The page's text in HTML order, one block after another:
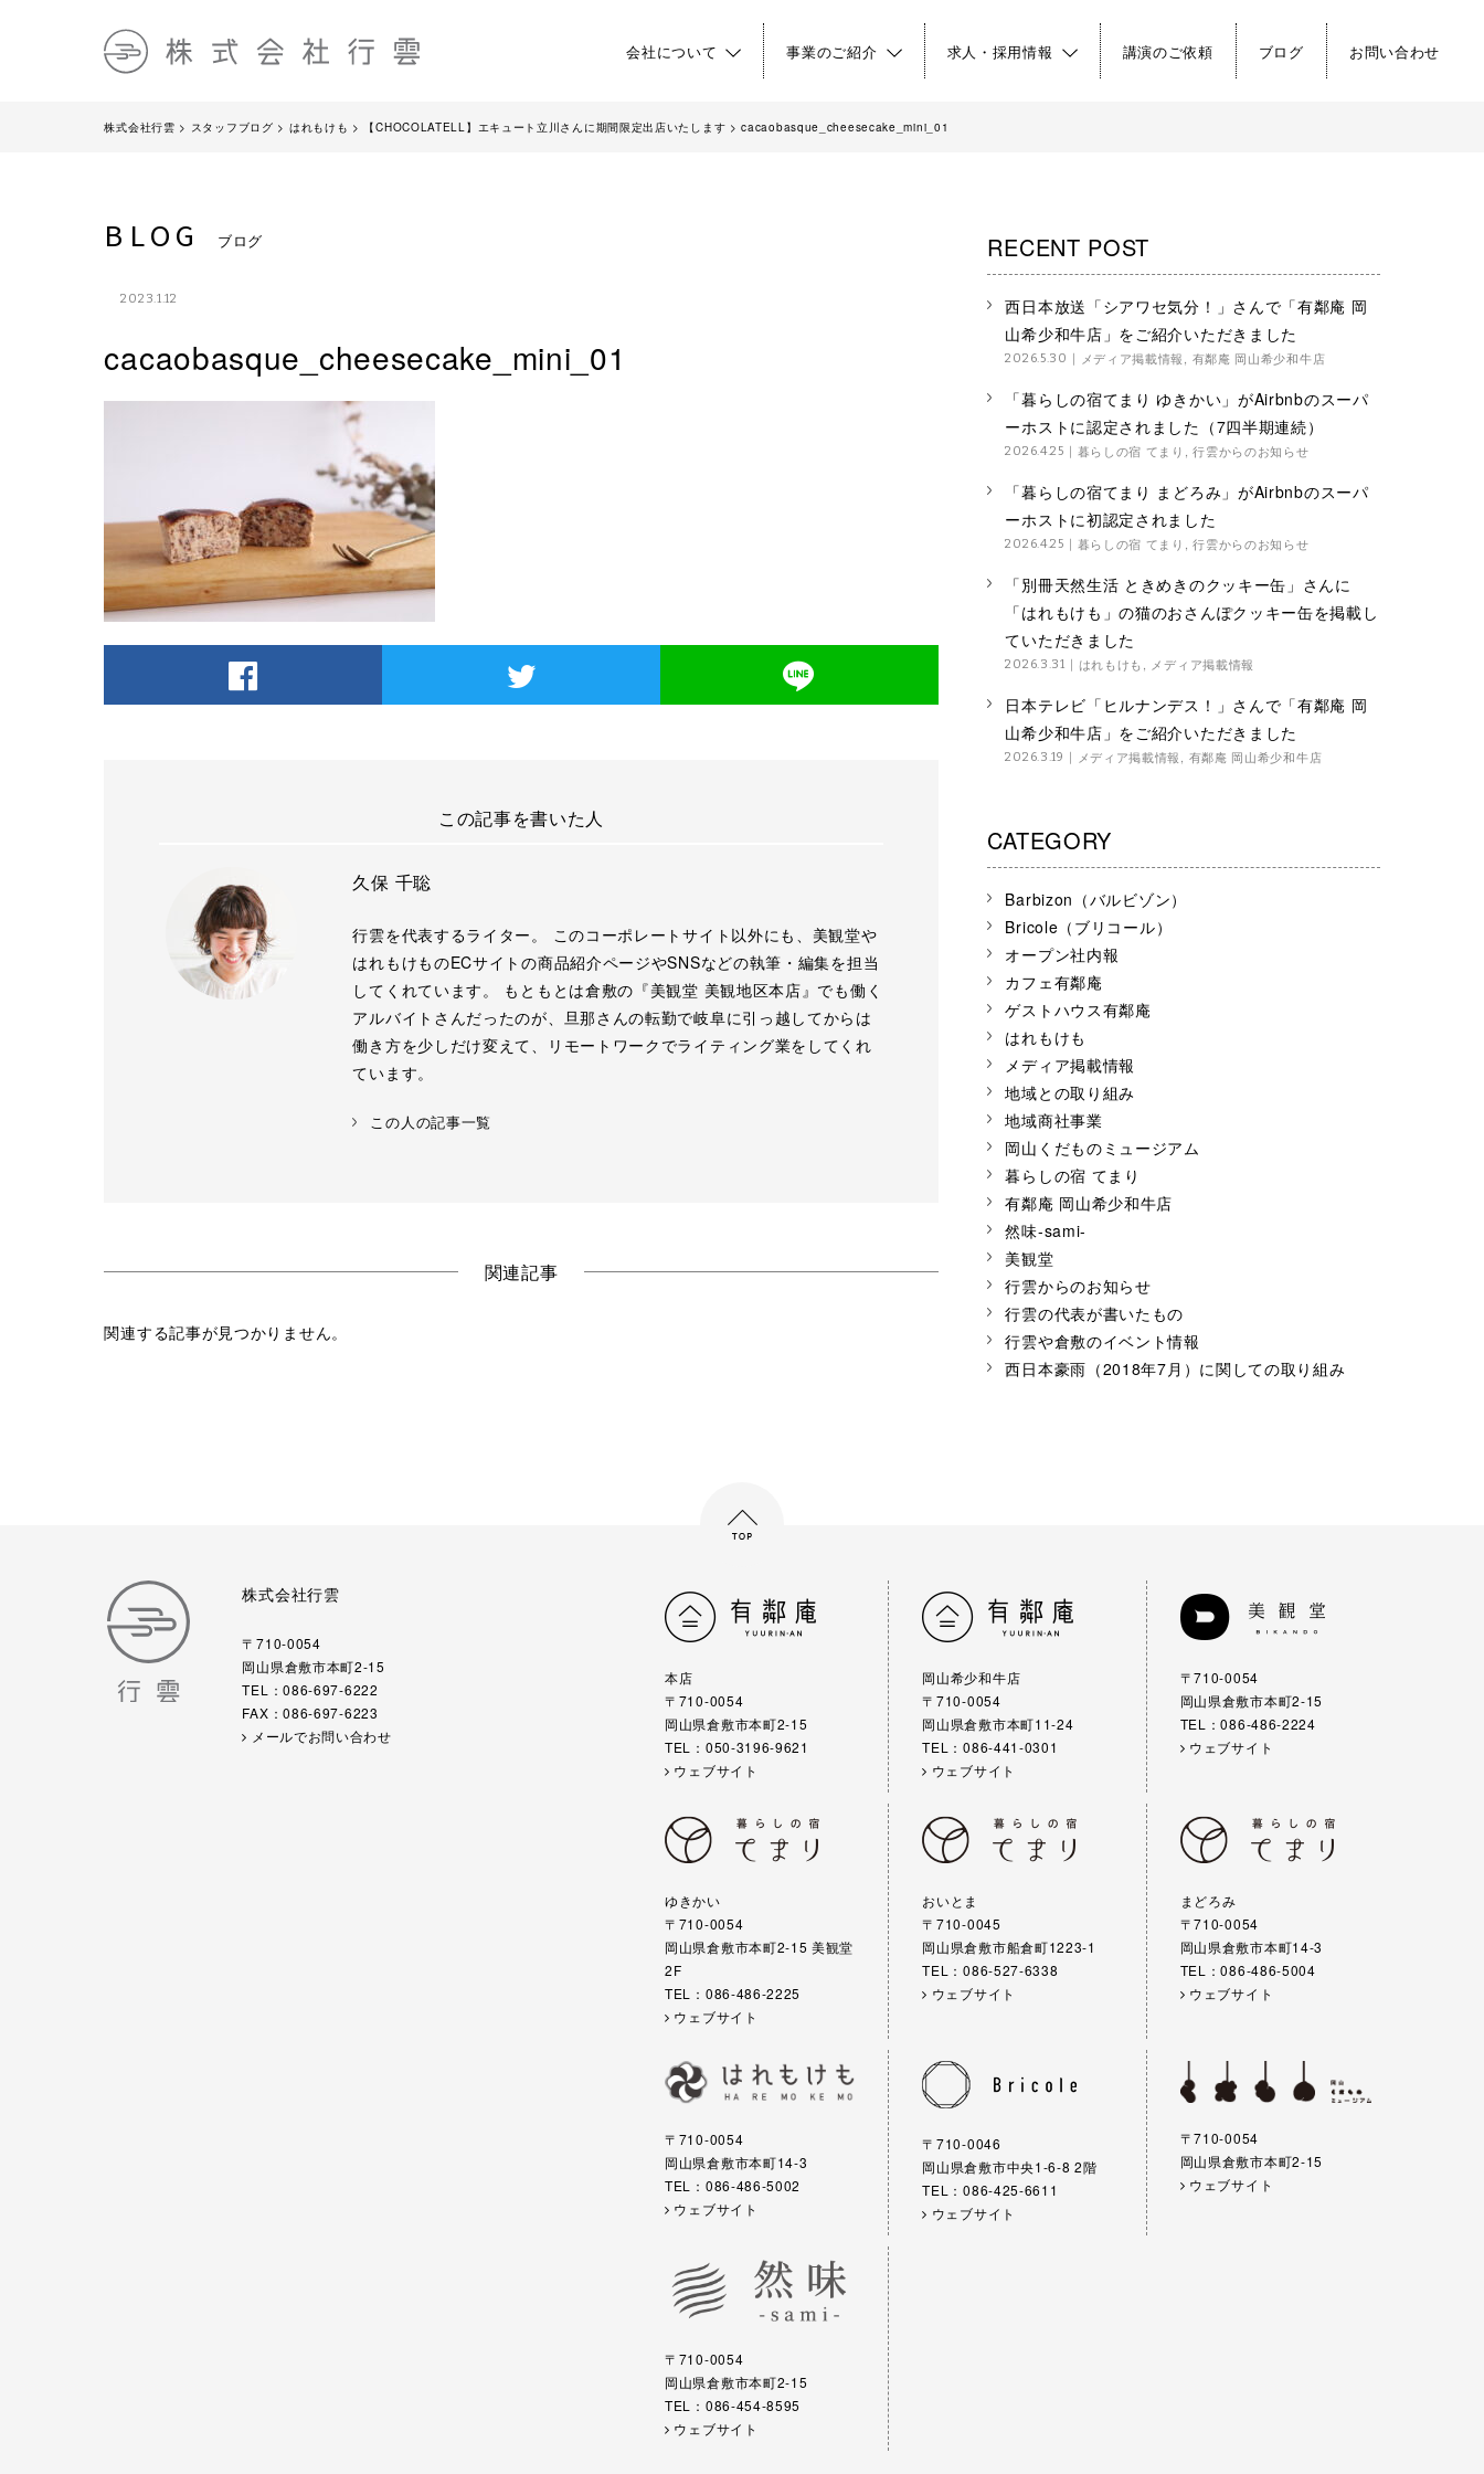
会社について 事業のご紹介 求人・採用情報 講演のご依頼 ブログ お問い合わせ
株式会社行雲 > スタッフブログ > はれもけも > 【CHOCOLATELL】エキュート立川さんに期間限定出店いたします >cacaobasque_cheesecake_mini_01
BLOG ブログ
2023.1.12
cacaobasque_cheesecake_mini_01
この記事を書いた人
久保 千聡
行雲を代表するライター。 このコーポレートサイト以外にも、美観堂や
はれもけものECサイトの商品紹介ページやSNSなどの執筆・編集を担当
してくれています。 もともとは倉敷の『美観堂 美観地区本店』でも働く
アルバイトさんだったのが、旦那さんの転勤で岐阜に引っ越してからは
働き方を少しだけ変えて、リモートワークでライティング業をしてくれ
ています。
この人の記事一覧
関連記事
関連する記事が見つかりません。
RECENT POST
西日本放送「シアワセ気分！」さんで「有鄰庵 岡
山希少和牛店」をご紹介いただきました
2026.5.30 メディア掲載情報 有鄰庵 岡山希少和牛店
「暮らしの宿てまり ゆきかい」がAirbnbのスーパ
ーホストに認定されました（7四半期連続）
2026.4.25 暮らしの宿 てまり ,行雲からのお知らせ
「暮らしの宿てまり まどろみ」がAirbnbのスーパ
ーホストに初認定されました
2026.4.25 暮らしの宿 てまり ,行雲からのお知らせ
「別冊天然生活 ときめきのクッキー缶」さんに
「はれもけも」の猫のおさんぽクッキー缶を掲載し
ていただきました
2026.3.31 はれもけも メディア掲載情報
日本テレビ「ヒルナンデス！」さんで「有鄰庵 岡
山希少和牛店」をご紹介いただきました
2026.3.19 メディア掲載情報 有鄰庵 岡山希少和牛店
CATEGORY
Barbizon（バルビゾン）
Bricole（ブリコール）
オープン社内報
カフェ有鄰庵
ゲストハウス有鄰庵
はれもけも
メディア掲載情報
地域との取り組み
地域商社事業
岡山くだものミュージアム
暮らしの宿 てまり
有鄰庵 岡山希少和牛店
然味-sami-
美観堂
行雲からのお知らせ
行雲の代表が書いたもの
行雲や倉敷のイベント情報
西日本豪雨（2018年7月）に関しての取り組み
株式会社行雲
〒710-0054
岡山県倉敷市本町2-15
TEL：086-697-6222
FAX：086-697-6223
メールでお問い合わせ
本店
〒710-0054
岡山県倉敷市本町2-15
TEL：050-3196-9621
ウェブサイト
岡山希少和牛店
〒710-0054
岡山県倉敷市本町11-24
TEL：086-441-0301
ウェブサイト
〒710-0054
岡山県倉敷市本町2-15
TEL：086-486-2224
ウェブサイト
ゆきかい
〒710-0054
岡山県倉敷市本町2-15 美観堂
2F
TEL：086-486-2225
ウェブサイト
おいとま
〒710-0045
岡山県倉敷市船倉町1223-1
TEL：086-527-6338
ウェブサイト
まどろみ
〒710-0054
岡山県倉敷市本町14-3
TEL：086-486-5004
ウェブサイト
〒710-0054
岡山県倉敷市本町14-3
TEL：086-486-5002
ウェブサイト
〒710-0046
岡山県倉敷市中央1-6-8 2階
TEL：086-425-6611
ウェブサイト
〒710-0054
岡山県倉敷市本町2-15
ウェブサイト
〒710-0054
岡山県倉敷市本町2-15
TEL：086-454-8595
ウェブサイト